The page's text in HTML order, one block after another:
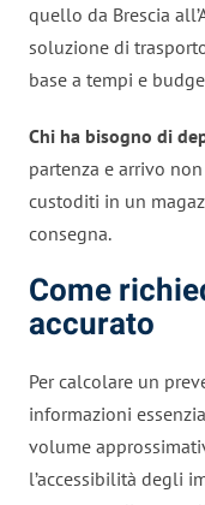
quello da Brescia
soluzione di
base a tempi e
Chi ha bisogno di
partenza e arrivo
custoditi in un
consegna.
Come
accurato
Per calcolare un
informazioni
volume
l’accessibilità degli